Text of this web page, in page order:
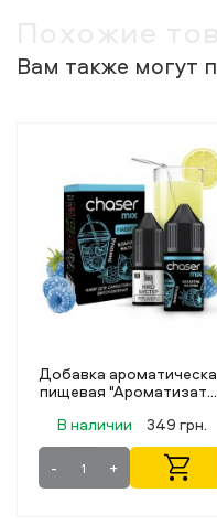
Вам также могут
Добавка
пищевая "Ароматизатор
Watermelon energy 12мл"
В наличии 349 грн.
- +